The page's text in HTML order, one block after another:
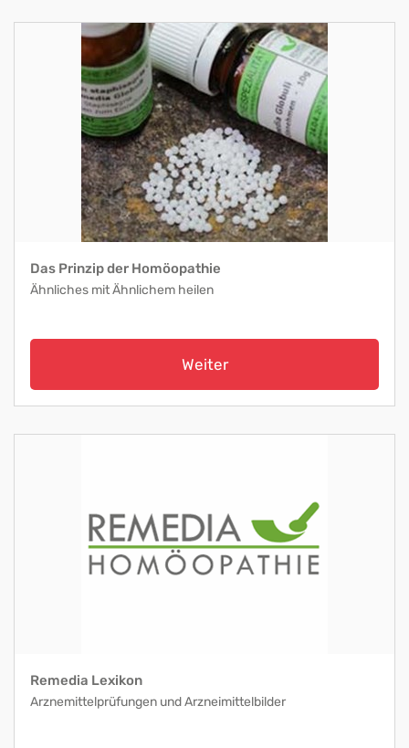
Das Prinzip der Homöopathie
Ähnliches mit Ähnlichem heilen
Weiter
Remedia Lexikon
Arznemittelprüfungen und Arzneimittelbilder